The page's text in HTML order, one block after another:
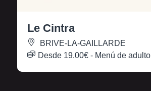
Le Cintra
BRIVE-LA-GAILLARDE
Desde 19.00€ - Menú de adulto